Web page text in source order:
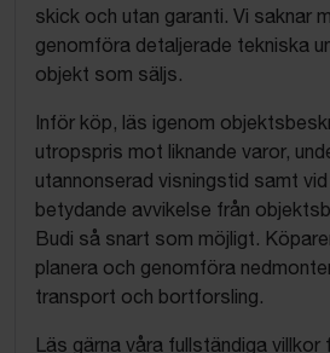
skick och utan garanti. Vi saknar
genomföra detaljerade tekniska
objekt som säljs.
Inför köp, läs igenom
utropspris mot liknande varor,
utannonserad visningstid samt vid
betydande avvikelse från
Budi så snart som möjligt.
planera och genomföra
transport och bortforsling.
Läs gärna våra fullständiga